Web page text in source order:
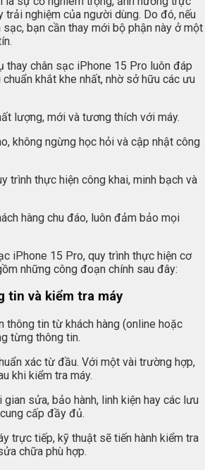
trải nghiệm của người dùng. Do đó, nếu
bạn cần thay mới bộ phận này ở một
thay chân sạc iPhone 15 Pro luôn đáp
khắt khe nhất, nhờ sở hữu các ưu
lượng, mới và tương thích với máy.
không ngừng học hỏi và cập nhật công
trình thực hiện công khai, minh bạch và
hàng chu đáo, luôn đảm bảo mọi
iPhone 15 Pro, quy trình thực hiện cơ
những công đoạn chính sau đây:
tin và kiểm tra máy
tin từ khách hàng (online hoặc
từng thông tin.
xác từ đầu. Với một vài trường hợp,
khi kiểm tra máy.
sửa, bảo hành, linh kiện hay các lưu
cấp đầy đủ.
trực tiếp, kỹ thuật sẽ tiến hành kiểm tra
chữa phù hợp.